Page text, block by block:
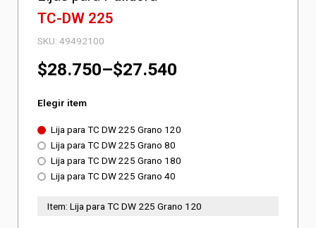
TC-DW 225
SKU:49492100
$27.540
–
$28.750
Rango
de
precios:
desde
$27.540
hasta
Elegir item
Lija para TC DW 225 Grano 120
Lija para TC DW 225 Grano 80
Lija para TC DW 225 Grano 180
Lija para TC DW 225 Grano 40
Item: Lija para TC DW 225 Grano 120